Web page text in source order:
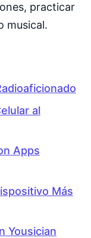
practicar
musical.
al
Apps
Más
Yousician